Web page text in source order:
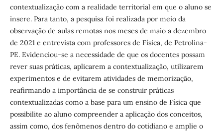
contextualização com a realidade territorial em que o aluno se
insere. Para tanto, a pesquisa foi realizada por meio da
observação de aulas remotas nos meses de maio a dezembro
de 2021 e entrevista com professores de Física, de Petrolina-
PE. Evidenciou-se a necessidade de que os docentes possam
rever suas práticas, aplicarem a contextualização, utilizarem
experimentos e de evitarem atividades de memorização,
reafirmando a importância de se construir práticas
contextualizadas como a base para um ensino de Física que
possibilite ao aluno compreender a aplicação dos conceitos,
assim como, dos fenômenos dentro do cotidiano e amplie o